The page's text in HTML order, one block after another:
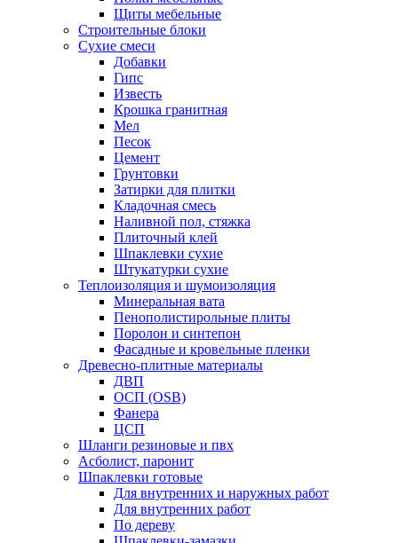
Щиты мебельные
Строительные блоки
Сухие смеси
Добавки
Гипс
Известь
Крошка гранитная
Мел
Песок
Цемент
Грунтовки
Затирки для плитки
Кладочная смесь
Наливной пол, стяжка
Плиточный клей
Шпаклевки сухие
Штукатурки сухие
Теплоизоляция и шумоизоляция
Минеральная вата
Пенополистирольные плиты
Поролон и синтепон
Фасадные и кровельные пленки
Древесно-плитные материалы
ДВП
ОСП (OSB)
Фанера
ЦСП
Шланги резиновые и пвх
Асболист, паронит
Шпаклевки готовые
Для внутренних и наружных работ
Для внутренних работ
По дереву